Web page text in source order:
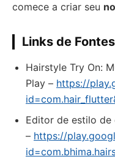
comece a criar seu
Links de Fontes
Hairstyle Try On:
Play – https://
Editor de estilo de
– https://